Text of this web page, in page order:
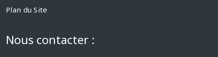
Plan du Site
Nous contacter :